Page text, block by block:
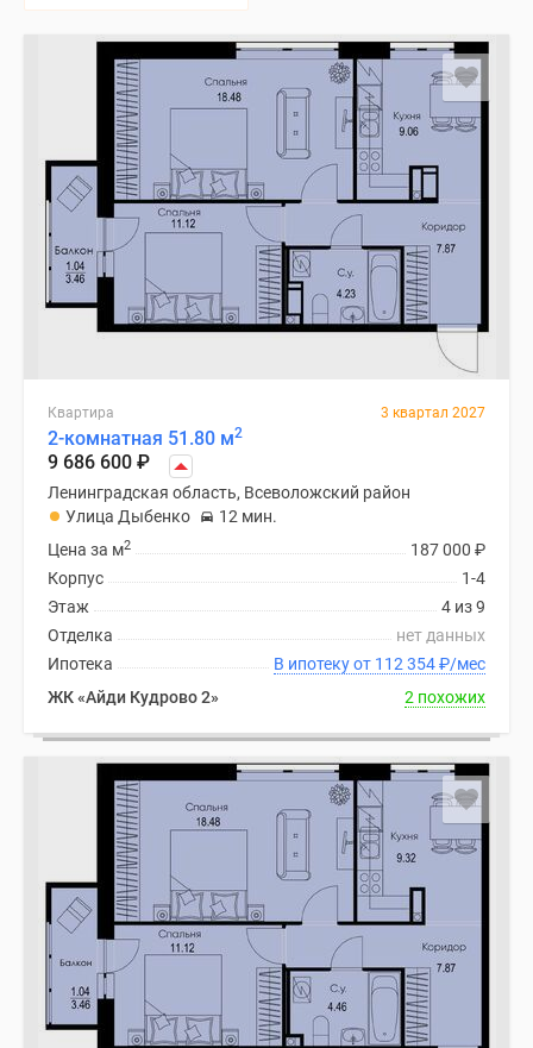
Квартира 3 квартал 2027
2-комнатная 51.80 м2
9 686 600 ₽
Ленинградская область, Всеволожский район
Улица Дыбенко
12 мин.
187 000 ₽
Цена за м2
1-4
Корпус
4 из 9
Этаж
нет данных
Отделка
В ипотеку от 112 354₽/мес
Ипотека
ЖК «Айди Кудрово 2»
2 похожих